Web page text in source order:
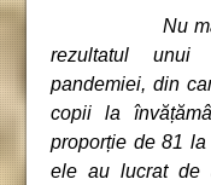
Nu mai
rezultatul unui
pandemiei, din
copii la
proporție de 81
ele au lucrat de